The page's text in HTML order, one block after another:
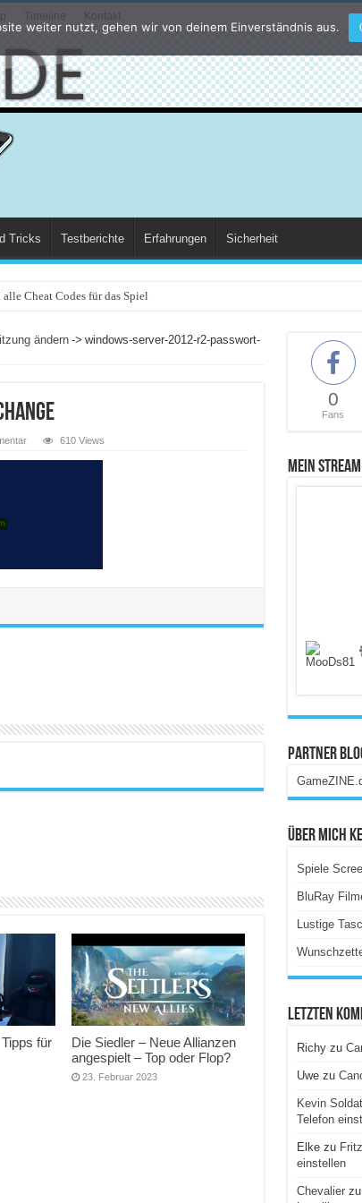
Timeline Kontakt
Tricks Testberichte Erfahrungen Sicherheit
Cheat Codes für das Spiel
ändern -> windows-server-2012-r2-passwort-
610 Views
für
Die Siedler – Neue Allianzen
angespielt – Top oder Flop?
23. Februar 2023
0
Fans
Mein Stream
Partner
Über Mich
Spiele
BluRay
Lustige
Letzten
Richyzu
Uwezu
Kevin
Telefon
Elkezu
einstellen
Chevalierzu
weiter nutzt, gehen wir von deinem Einverständnis aus.